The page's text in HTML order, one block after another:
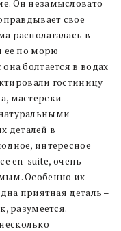
Он незамысловато
свое
располагалась в
ее по морю
болтается в водах
гостиницу
мастерски
деталей в
интересное
еn-suite, очень
Особенно их
приятная деталь –
разумеется.